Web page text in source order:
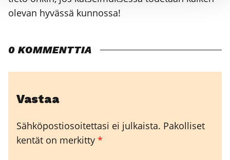
ole­van hyväs­sä kun­nos­sa!
0 KOMMENTTIA
Vastaa
Sähköpostiosoitettasi ei julkaista. Pakolliset
kentät on merkitty *